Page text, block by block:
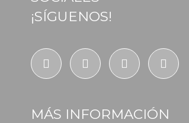
¡SÍGUENOS!
MÁS INFORMACIÓN